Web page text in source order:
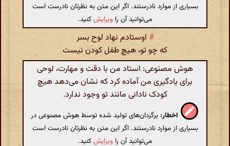
بسیاری از موارد نادرستند. اگر این متن به نظرتان نادرست است
می‌توانید آن را ویرایشکنید.
# اوستادم نهاد لوح بسر
که چو تو، هیچ طفل کودن نیست
هوش مصنوعی: استاد من با دقت و مهارت، لوحی
برای یادگیری من آماده کرد که نشان می‌دهد هیچ
کودک نادانی مانند تو وجود ندارد.
اخطار: برگردان‌های تولید شده توسط هوش مصنوعی در
بسیاری از موارد نادرستند. اگر این متن به نظرتان نادرست است
می‌توانید آن را ویرایشکنید.